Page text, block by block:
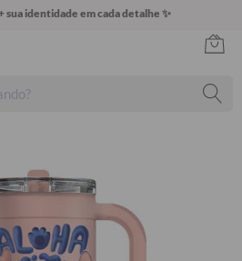
sua identidade em cada detalhe ✨